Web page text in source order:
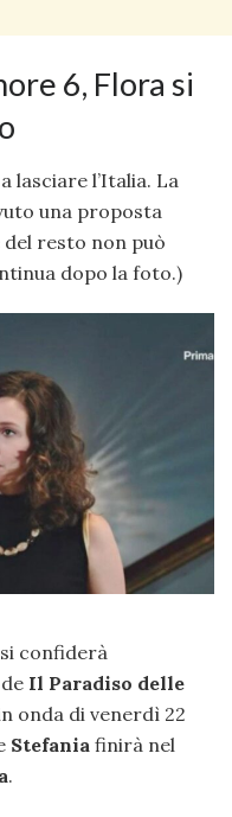
6, Flora si
lasciare l’Italia. La
una proposta
del resto non può
dopo la foto.)
si confiderà
Il Paradiso delle
onda di venerdì 22
Stefania finirà nel
.